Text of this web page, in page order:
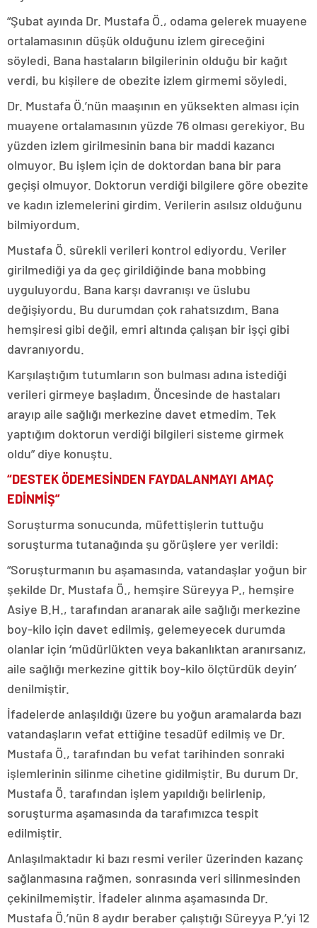
“Şubat ayında Dr. Mustafa Ö., odama gelerek muayene
ortalamasının düşük olduğunu izlem gireceğini
söyledi. Bana hastaların bilgilerinin olduğu bir kağıt
verdi, bu kişilere de obezite izlem girmemi söyledi.
Dr. Mustafa Ö.’nün maaşının en yüksekten alması için
muayene ortalamasının yüzde 76 olması gerekiyor. Bu
yüzden izlem girilmesinin bana bir maddi kazancı
olmuyor. Bu işlem için de doktordan bana bir para
geçişi olmuyor. Doktorun verdiği bilgilere göre obezite
ve kadın izlemelerini girdim. Verilerin asılsız olduğunu
bilmiyordum.
Mustafa Ö. sürekli verileri kontrol ediyordu. Veriler
girilmediği ya da geç girildiğinde bana mobbing
uyguluyordu. Bana karşı davranışı ve üslubu
değişiyordu. Bu durumdan çok rahatsızdım. Bana
hemşiresi gibi değil, emri altında çalışan bir işçi gibi
davranıyordu.
Karşılaştığım tutumların son bulması adına istediği
verileri girmeye başladım. Öncesinde de hastaları
arayıp aile sağlığı merkezine davet etmedim. Tek
yaptığım doktorun verdiği bilgileri sisteme girmek
oldu” diye konuştu.
“DESTEK ÖDEMESİNDEN FAYDALANMAYI AMAÇ
EDİNMİŞ”
Soruşturma sonucunda, müfettişlerin tuttuğu
soruşturma tutanağında şu görüşlere yer verildi:
“Soruşturmanın bu aşamasında, vatandaşlar yoğun bir
şekilde Dr. Mustafa Ö., hemşire Süreyya P., hemşire
Asiye B.H., tarafından aranarak aile sağlığı merkezine
boy-kilo için davet edilmiş, gelemeyecek durumda
olanlar için ‘müdürlükten veya bakanlıktan aranırsanız,
aile sağlığı merkezine gittik boy-kilo ölçtürdük deyin’
denilmiştir.
İfadelerde anlaşıldığı üzere bu yoğun aramalarda bazı
vatandaşların vefat ettiğine tesadüf edilmiş ve Dr.
Mustafa Ö., tarafından bu vefat tarihinden sonraki
işlemlerinin silinme cihetine gidilmiştir. Bu durum Dr.
Mustafa Ö. tarafından işlem yapıldığı belirlenip,
soruşturma aşamasında da tarafımızca tespit
edilmiştir.
Anlaşılmaktadır ki bazı resmi veriler üzerinden kazanç
sağlanmasına rağmen, sonrasında veri silinmesinden
çekinilmemiştir. İfadeler alınma aşamasında Dr.
Mustafa Ö.’nün 8 aydır beraber çalıştığı Süreyya P.’yi 12